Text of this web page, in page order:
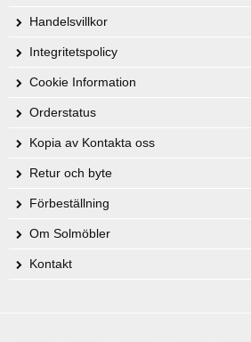
Handelsvillkor
Integritetspolicy
Cookie Information
Orderstatus
Kopia av Kontakta oss
Retur och byte
Förbeställning
Om Solmöbler
Kontakt